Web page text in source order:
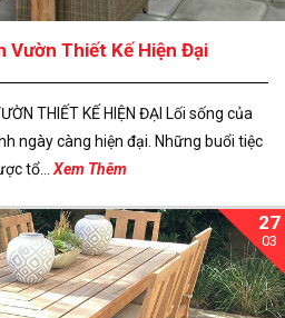
Vườn Thiết Kế Hiện Đại
THIẾT KẾ HIỆN ĐẠI Lối sống của
ngày càng hiện đại. Những buổi tiệc
tổ... Xem Thêm
27
03